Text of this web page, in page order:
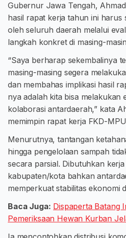
Gubernur Jawa Tengah,
hasil rapat kerja tahun ini harus
oleh seluruh daerah melalui
langkah konkret di masing-
“Saya berharap sekembalinya
masing-masing segera
dan membahas implikasi hasil
nya adalah kita bisa melakukan
kolaborasi antardaerah,” kata
memimpin rapat kerja FKD-
Menurutnya, tantangan
hingga pengelolaan sampah
secara parsial. Dibutuhkan kerja
kabupaten/kota bahkan
memperkuat stabilitas ekonomi
Baca Juga: Dispaperta Batang
Pemeriksaan Hewan Kurban